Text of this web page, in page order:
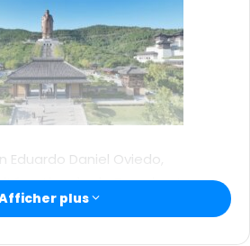
r
r
i
e
Eduardo Daniel Oviedo,
nationale de Rosario et
voit dans le
plus